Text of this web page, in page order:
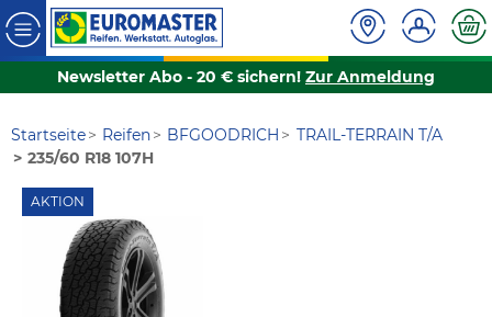
Newsletter Abo - 20 € sichern! Zur Anmeldung
Startseite Reifen BFGOODRICH
TRAIL-TERRAIN T/A
235/60 R18 107H
AKTION